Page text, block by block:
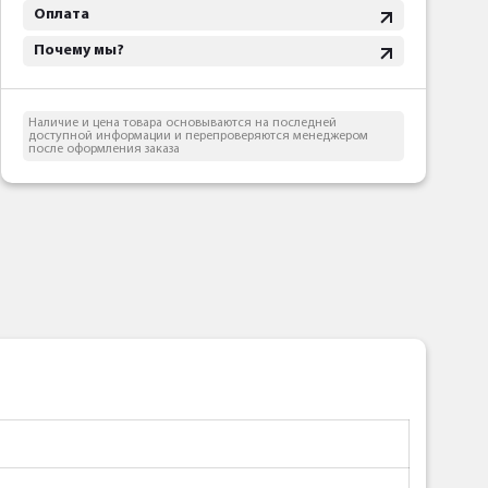
Оплата
Почему мы?
Наличие и цена товара основываются на последней
доступной информации и перепроверяются менеджером
после оформления заказа